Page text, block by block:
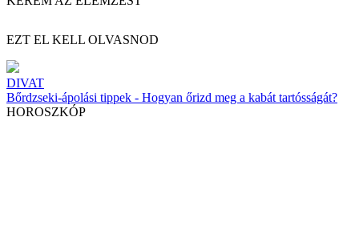
EZT EL KELL OLVASNOD
DIVAT
Bőrdzseki-ápolási tippek - Hogyan őrizd meg a kabát tartósságát?
HOROSZKÓP